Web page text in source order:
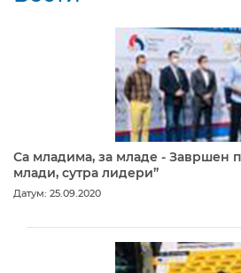
Са младима, за младе - Завршен
млади, сутра лидери”
Датум: 25.09.2020